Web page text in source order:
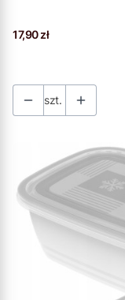
Cena
17,90 zł
szt.